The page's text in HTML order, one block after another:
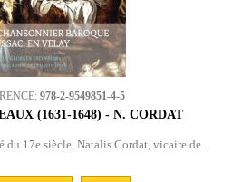
978-2-9549851-4-5
(1631-1648) - N. CORDAT
du 17e siècle, Natalis Cordat, vicaire de...